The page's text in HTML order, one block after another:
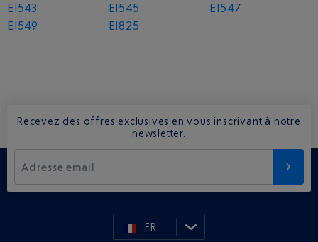
EI543 EI545
EI547
EI549
EI825
Recevez des offres exclusives en vous inscrivant à notre
newsletter.
Adresse email
FR